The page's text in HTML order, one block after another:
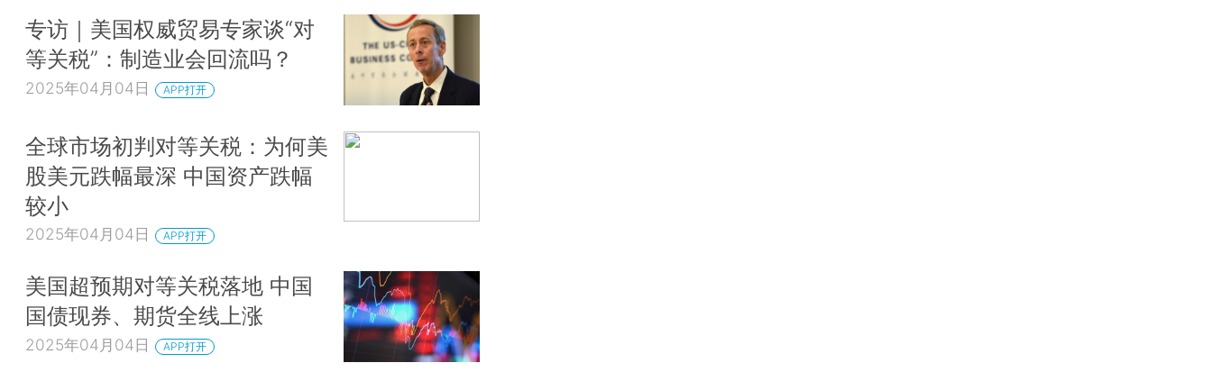
专访｜美国权威贸易专家谈“对
等关税”：制造业会回流吗？
2025年04月04日 APP打开
全球市场初判对等关税：为何美
股美元跌幅最深 中国资产跌幅
较小
2025年04月04日 APP打开
美国超预期对等关税落地 中国
国债现券、期货全线上涨
2025年04月04日 APP打开